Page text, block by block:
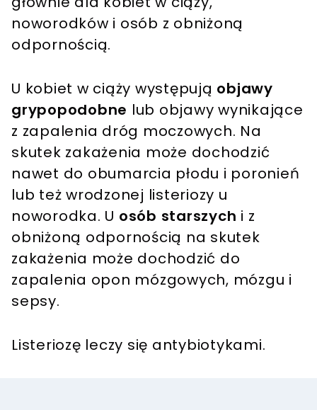
noworodków i osób z obniżoną
odpornością.
U kobiet w ciąży występują objawy
grypopodobne lub objawy wynikające
z zapalenia dróg moczowych. Na
skutek zakażenia może dochodzić
nawet do obumarcia płodu i poronień
lub też wrodzonej listeriozy u
noworodka. U osób starszych i z
obniżoną odpornością na skutek
zakażenia może dochodzić do
zapalenia opon mózgowych, mózgu i
sepsy.
Listeriozę leczy się antybiotykami.